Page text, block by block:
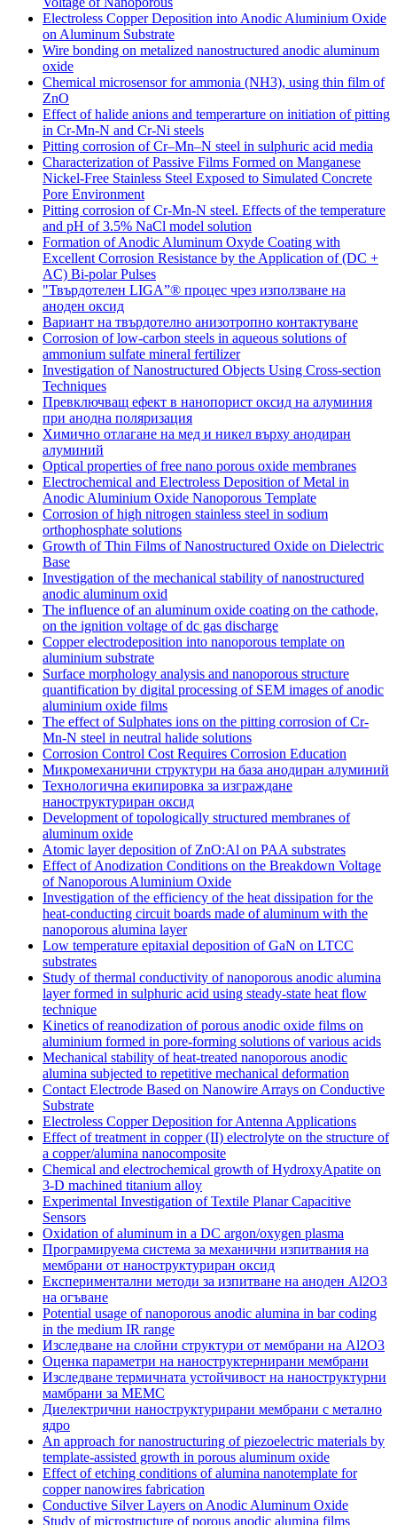
Electroless Copper Deposition into Anodic Aluminium Oxide
on Aluminum Substrate
Wire bonding on metalized nanostructured anodic aluminum
oxide
Chemical microsensor for ammonia (NH3), using thin film of
ZnO
Effect of halide anions and temperarture on initiation of pitting
in Cr-Mn-N and Cr-Ni steels
Pitting corrosion of Cr–Mn–N steel in sulphuric acid media
Characterization of Passive Films Formed on Manganese
Nickel-Free Stainless Steel Exposed to Simulated Concrete
Pore Environment
Pitting corrosion of Cr-Mn-N steel. Effects of the temperature
and pH of 3.5% NaCl model solution
Formation of Anodic Aluminum Oxyde Coating with
Excellent Corrosion Resistance by the Application of (DC +
AC) Bi-polar Pulses
"Твърдотелен LIGA”® процес чрез използване на
аноден оксид
Вариант на твърдотелно анизотропно контактуване
Corrosion of low-carbon steels in aqueous solutions of
ammonium sulfate mineral fertilizer
Investigation of Nanostructured Objects Using Cross-section
Techniques
Превключващ ефект в нанопорист оксид на алуминия
при анодна поляризация
Химично отлагане на мед и никел върху анодиран
алуминий
Optical properties of free nano porous oxide membranes
Electrochemical and Electroless Deposition of Metal in
Anodic Aluminium Oxide Nanoporous Template
Corrosion of high nitrogen stainless steel in sodium
orthophosphate solutions
Growth of Thin Films of Nanostructured Oxide on Dielectric
Base
Investigation of the mechanical stability of nanostructured
anodic aluminum oxid
The influence of an aluminum oxide coating on the cathode,
on the ignition voltage of dc gas discharge
Copper electrodeposition into nanoporous template on
aluminium substrate
Surface morphology analysis and nanoporous structure
quantification by digital processing of SEM images of anodic
aluminium oxide films
The effect of Sulphates ions on the pitting corrosion of Cr-
Mn-N steel in neutral halide solutions
Corrosion Control Cost Requires Corrosion Education
Микромеханични структури на база анодиран алуминий
Технологична екипировка за изграждане
наноструктуриран оксид
Development of topologically structured membranes of
aluminum oxide
Atomic layer deposition of ZnO:Al on PAA substrates
Effect of Anodization Conditions on the Breakdown Voltage
of Nanoporous Aluminium Oxide
Investigation of the efficiency of the heat dissipation for the
heat-conducting circuit boards made of aluminum with the
nanoporous alumina layer
Low temperature epitaxial deposition of GaN on LTCC
substrates
Study of thermal conductivity of nanoporous anodic alumina
layer formed in sulphuric acid using steady-state heat flow
technique
Kinetics of reanodization of porous anodic oxide films on
aluminium formed in pore-forming solutions of various acids
Mechanical stability of heat-treated nanoporous anodic
alumina subjected to repetitive mechanical deformation
Contact Electrode Based on Nanowire Arrays on Conductive
Substrate
Electroless Copper Deposition for Antenna Applications
Effect of treatment in copper (II) electrolyte on the structure of
a copper/alumina nanocomposite
Chemical and electrochemical growth of HydroxyApatite on
3-D machined titanium alloy
Experimental Investigation of Textile Planar Capacitive
Sensors
Oxidation of aluminum in a DC argon/oxygen plasma
Програмируема система за механични изпитвания на
мембрани от наноструктуриран оксид
Експериментални методи за изпитване на аноден Al2O3
на огъване
Potential usage of nanoporous anodic alumina in bar coding
in the medium IR range
Изследване на слойни структури от мембрани на Al2O3
Оценка параметри на наноструктернирани мембрани
Изследване термичната устойчивост на наноструктурни
мамбрани за МЕМС
Диелектрични наноструктурирани мембрани с метално
ядро
An approach for nanostructuring of piezoelectric materials by
template-assisted growth in porous aluminum oxide
Effect of etching conditions of alumina nanotemplate for
copper nanowires fabrication
Conductive Silver Layers on Anodic Aluminum Oxide
Study of microstructure of porous anodic alumina films